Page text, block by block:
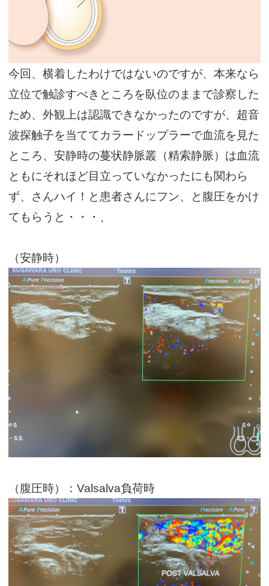
今回、横着したわけではないのですが、本来なら
立位で触診すべきところを臥位のままで診察した
ため、外観上は認識できなかったのですが、超音
波探触子を当ててカラードップラーで血流を見た
ところ、安静時の蔓状静脈叢（精索静脈）は血流
ともにそれほど目立っていなかったにも関わら
ず、さんハイ！と患者さんにフン、と腹圧をかけ
てもらうと・・・、
（安静時）
（腹圧時）：Valsalva負荷時